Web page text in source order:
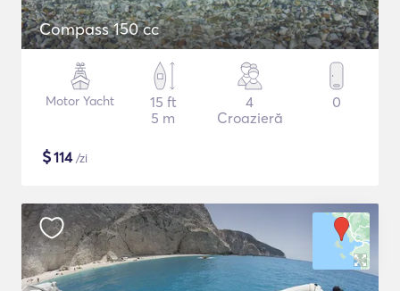
Compass 150 cc
Motor Yacht
15 ft
5 m
4
Croazieră
0
$114/zi